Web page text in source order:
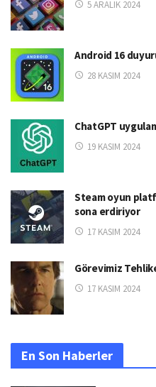
5 ARALIK 2024
Android 16
28 KASIM 2024
ChatGPT
19 KASIM 2024
Steam oyun
sona erdiriyor
17 KASIM 2024
Görevimiz
17 KASIM 2024
En Son Haberler